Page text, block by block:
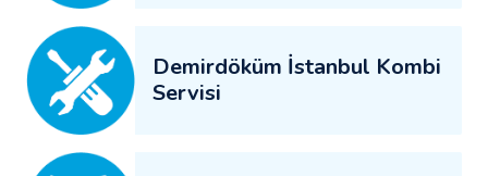
Demirdöküm İstanbul Kombi
Servisi